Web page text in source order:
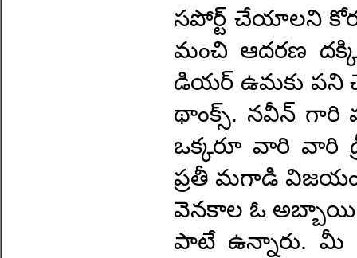
సపోర్ట్ చేయాలని
మంచి ఆదరణ
డియర్ ఉమకు పని
థాంక్స్. నవీన్ గారి
ఒక్కరూ వారి వారి
ప్రతీ మగాడి విజయం
వెనకాల ఓ అబ్బాయి
పాటే ఉన్నారు. మీ